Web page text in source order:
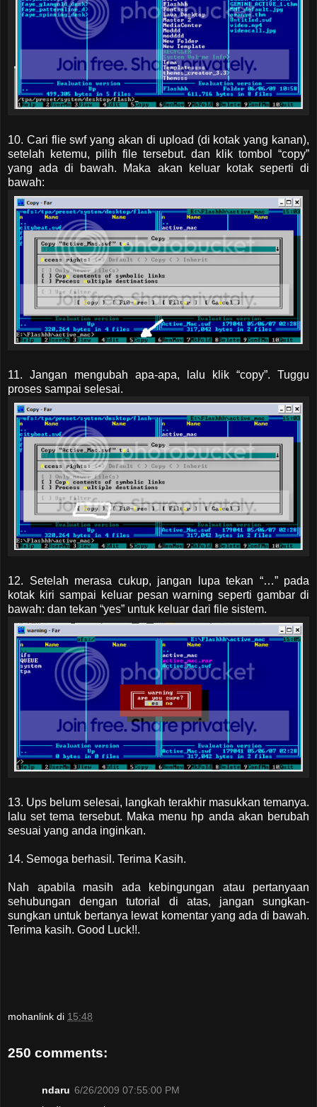
10. Cari flie swf yang akan di upload (di kotak yang kanan),
setelah ketemu, pilih file tersebut. dan klik tombol “copy”
yang ada di bawah. Maka akan keluar kotak seperti di
bawah:
11. Jangan mengubah apa-apa, lalu klik “copy”. Tuggu
proses sampai selesai.
12. Setelah merasa cukup, jangan lupa tekan “…” pada
kotak kiri sampai keluar pesan warning seperti gambar di
bawah: dan tekan “yes” untuk keluar dari file sistem.
13. Ups belum selesai, langkah terakhir masukkan temanya.
lalu set tema tersebut. Maka menu hp anda akan berubah
sesuai yang anda inginkan.
14. Semoga berhasil. Terima Kasih.
Nah apabila masih ada kebingungan atau pertanyaan
sehubungan dengan tutorial di atas, jangan sungkan-
sungkan untuk bertanya lewat komentar yang ada di bawah.
Terima kasih. Good Luck!!.
mohanlink di 15:48
250 comments:
ndaru 6/26/2009 07:55:00 PM